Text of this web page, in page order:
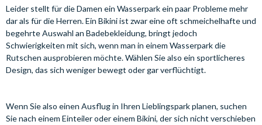
Leider stellt für die Damen ein Wasserpark ein paar Probleme mehr
dar als für die Herren. Ein Bikini ist zwar eine oft schmeichelhafte und
begehrte Auswahl an Badebekleidung, bringt jedoch
Schwierigkeiten mit sich, wenn man in einem Wasserpark die
Rutschen ausprobieren möchte. Wählen Sie also ein sportlicheres
Design, das sich weniger bewegt oder gar verflüchtigt.
Wenn Sie also einen Ausflug in Ihren Lieblingspark planen, suchen
Sie nach einem Einteiler oder einem Bikini, der sich nicht verschieben